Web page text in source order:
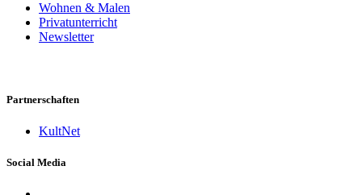
Wohnen & Malen
Privatunterricht
Newsletter
Partnerschaften
KultNet
Social Media